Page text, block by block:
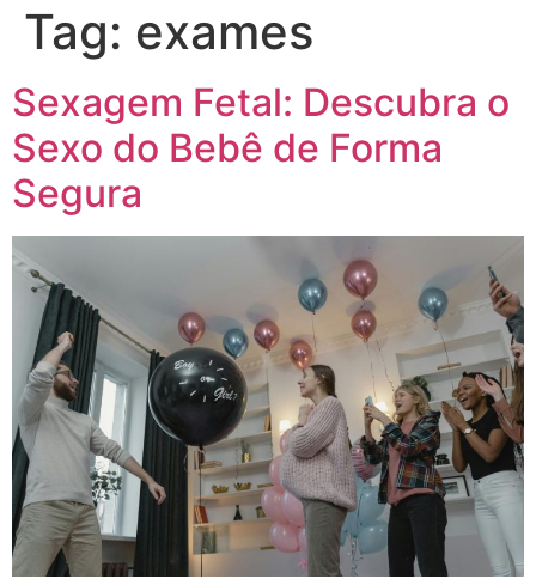
Tag: exames
Sexagem Fetal: Descubra o
Sexo do Bebê de Forma
Segura